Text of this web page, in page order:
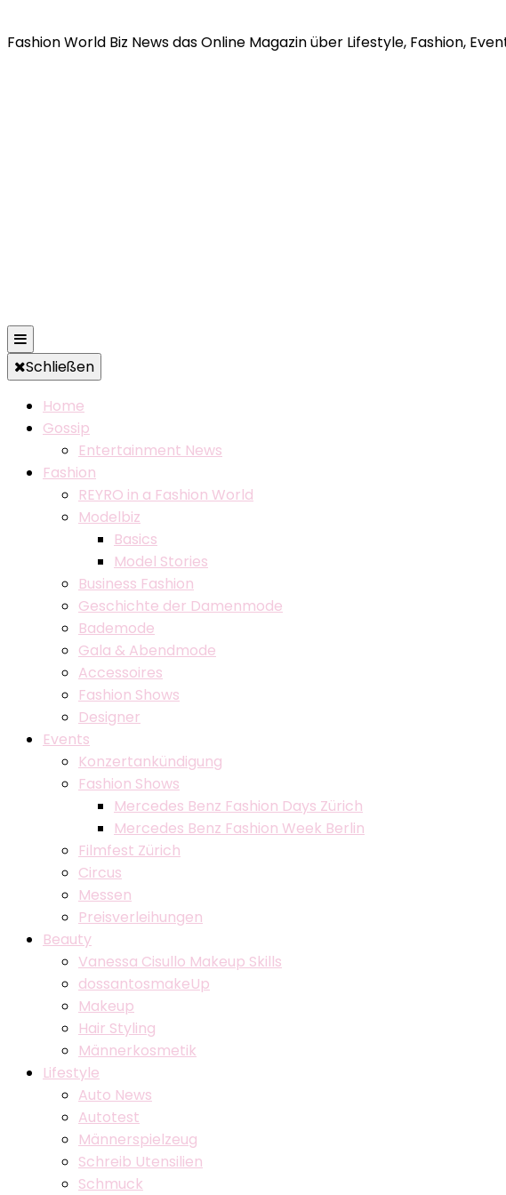
Fashion World Biz News das Online Magazin über Lifestyle, Fashion,
Schließen
Home
Gossip
Entertainment News
Fashion
REYRO in a Fashion World
Modelbiz
Basics
Model Stories
Business Fashion
Geschichte der Damenmode
Bademode
Gala & Abendmode
Accessoires
Fashion Shows
Designer
Events
Konzertankündigung
Fashion Shows
Mercedes Benz Fashion Days Zürich
Mercedes Benz Fashion Week Berlin
Filmfest Zürich
Circus
Messen
Preisverleihungen
Beauty
Vanessa Cisullo Makeup Skills
dossantosmakeUp
Makeup
Hair Styling
Männerkosmetik
Lifestyle
Auto News
Autotest
Männerspielzeug
Schreib Utensilien
Schmuck